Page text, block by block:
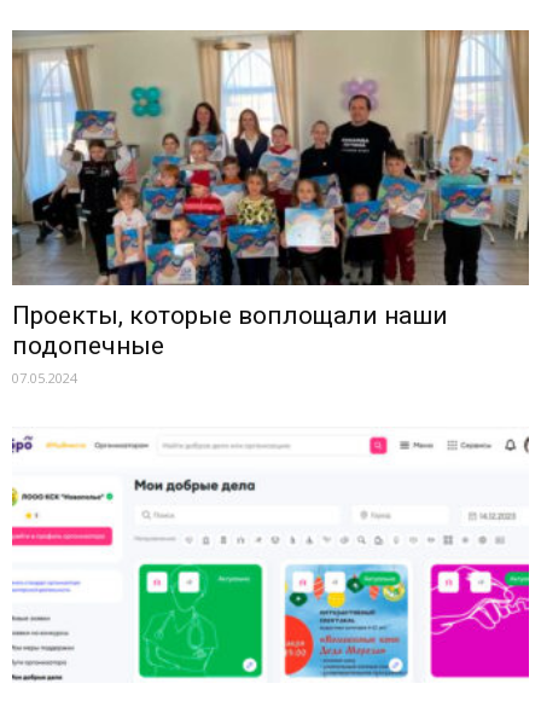
Проекты, которые воплощали наши
подопечные
07.05.2024